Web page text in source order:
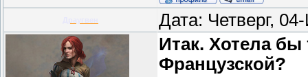
Дата: Четверг,
Итак. Хотела
Французской?